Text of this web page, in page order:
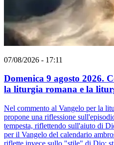
07/08/2026 - 17:11
Domenica 9 agosto 2026.
la liturgia romana e la
Nel commento al Vangelo per la
propone una riflessione
tempesta, riflettendo sull'aiuto di
per il Vangelo del calendario
riflette invece sullo "stile" di Dio: